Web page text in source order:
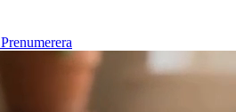
Prenumerera